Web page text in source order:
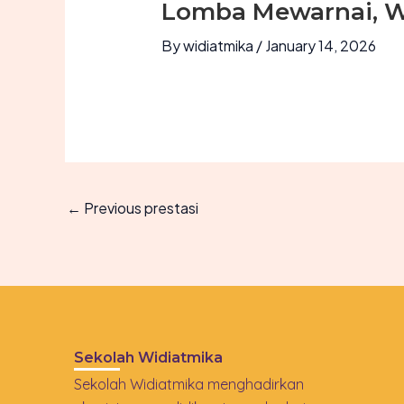
Lomba Mewarnai,
Bywidiatmika /January 14, 2026
← Previous prestasi
Sekolah Widiatmika
Sekolah Widiatmika menghadirkan